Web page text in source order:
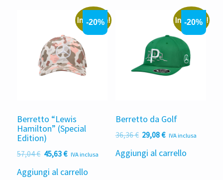
32,94 €.
In offerta!
-20%
Berretto “Lewis
Hamilton” (Special
Edition)
57,04€ Il
originale
45,63€ Il
attuale
IVA inclusa
Aggiungi al carrello
In offerta!
-20%
Berretto da Golf
36,36€ Il
originale
29,08€ Il
attuale
IVA inclusa
Aggiungi al carrello